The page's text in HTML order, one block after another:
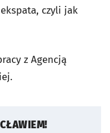
czyli jak
z Agencją